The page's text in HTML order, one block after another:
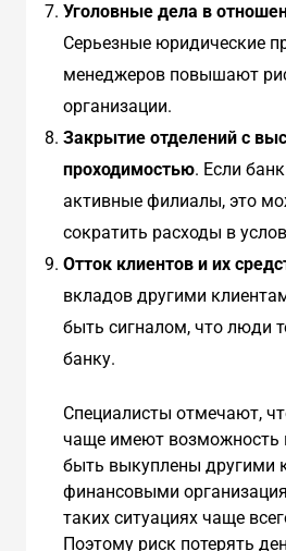
Уголовные дела в
Серьезные юридические
менеджеров повышают
организации.
Закрытие отделений с
проходимостью. Если
активные филиалы, это
сократить расходы в
Отток клиентов и их
вкладов другими
быть сигналом, что люди
банку.
Специалисты отмечают,
чаще имеют возможность
быть выкуплены другими
финансовыми
таких ситуациях чаще
Поэтому риск потерять